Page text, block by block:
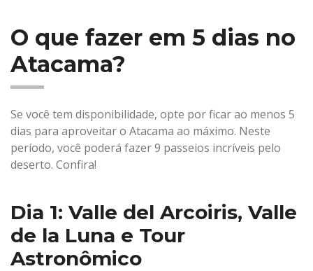
O que fazer em 5 dias no
Atacama?
Se você tem disponibilidade, opte por ficar ao menos 5
dias para aproveitar o Atacama ao máximo. Neste
período, você poderá fazer 9 passeios incríveis pelo
deserto. Confira!
Dia 1: Valle del Arcoiris, Valle
de la Luna e Tour
Astronômico